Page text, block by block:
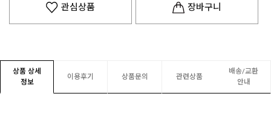
관심상품 장바구니
상품 상세
정보
이용후기 상품문의 관련상품
배송/교환
안내